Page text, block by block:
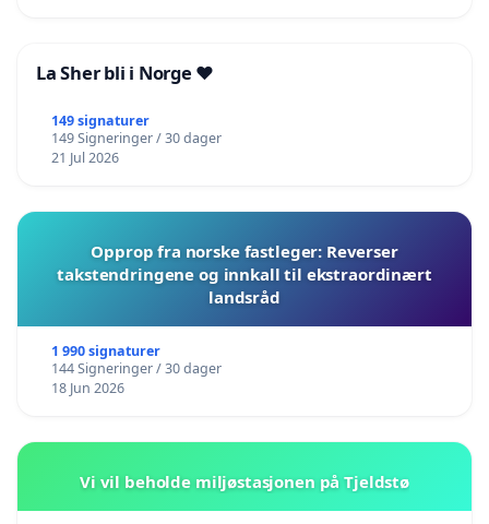
La Sher bli i Norge ❤️
149 signaturer
149 Signeringer / 30 dager
21 Jul 2026
Opprop fra norske fastleger: Reverser
takstendringene og innkall til ekstraordinært
landsråd
1 990 signaturer
144 Signeringer / 30 dager
18 Jun 2026
Vi vil beholde miljøstasjonen på Tjeldstø